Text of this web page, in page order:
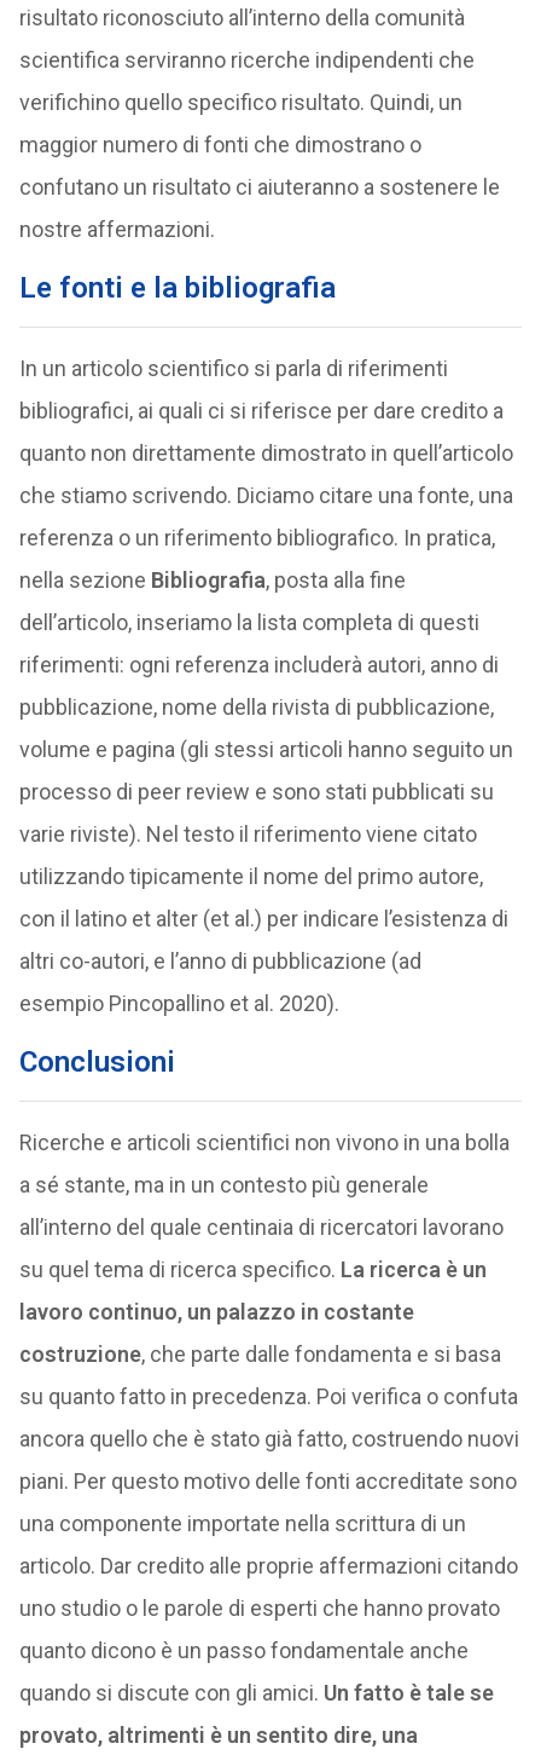
risultato riconosciuto all’interno della comunità
scientifica serviranno ricerche indipendenti che
verifichino quello specifico risultato. Quindi, un
maggior numero di fonti che dimostrano o
confutano un risultato ci aiuteranno a sostenere le
nostre affermazioni.
Le fonti e la bibliografia
In un articolo scientifico si parla di riferimenti
bibliografici, ai quali ci si riferisce per dare credito a
quanto non direttamente dimostrato in quell’articolo
che stiamo scrivendo. Diciamo citare una fonte, una
referenza o un riferimento bibliografico. In pratica,
nella sezione Bibliografia, posta alla fine
dell’articolo, inseriamo la lista completa di questi
riferimenti: ogni referenza includerà autori, anno di
pubblicazione, nome della rivista di pubblicazione,
volume e pagina (gli stessi articoli hanno seguito un
processo di peer review e sono stati pubblicati su
varie riviste). Nel testo il riferimento viene citato
utilizzando tipicamente il nome del primo autore,
con il latino et alter (et al.) per indicare l’esistenza di
altri co-autori, e l’anno di pubblicazione (ad
esempio Pincopallino et al. 2020).
Conclusioni
Ricerche e articoli scientifici non vivono in una bolla
a sé stante, ma in un contesto più generale
all’interno del quale centinaia di ricercatori lavorano
su quel tema di ricerca specifico. La ricerca è un
lavoro continuo, un palazzo in costante
costruzione, che parte dalle fondamenta e si basa
su quanto fatto in precedenza. Poi verifica o confuta
ancora quello che è stato già fatto, costruendo nuovi
piani. Per questo motivo delle fonti accreditate sono
una componente importate nella scrittura di un
articolo. Dar credito alle proprie affermazioni citando
uno studio o le parole di esperti che hanno provato
quanto dicono è un passo fondamentale anche
quando si discute con gli amici. Un fatto è tale se
provato, altrimenti è un sentito dire, una